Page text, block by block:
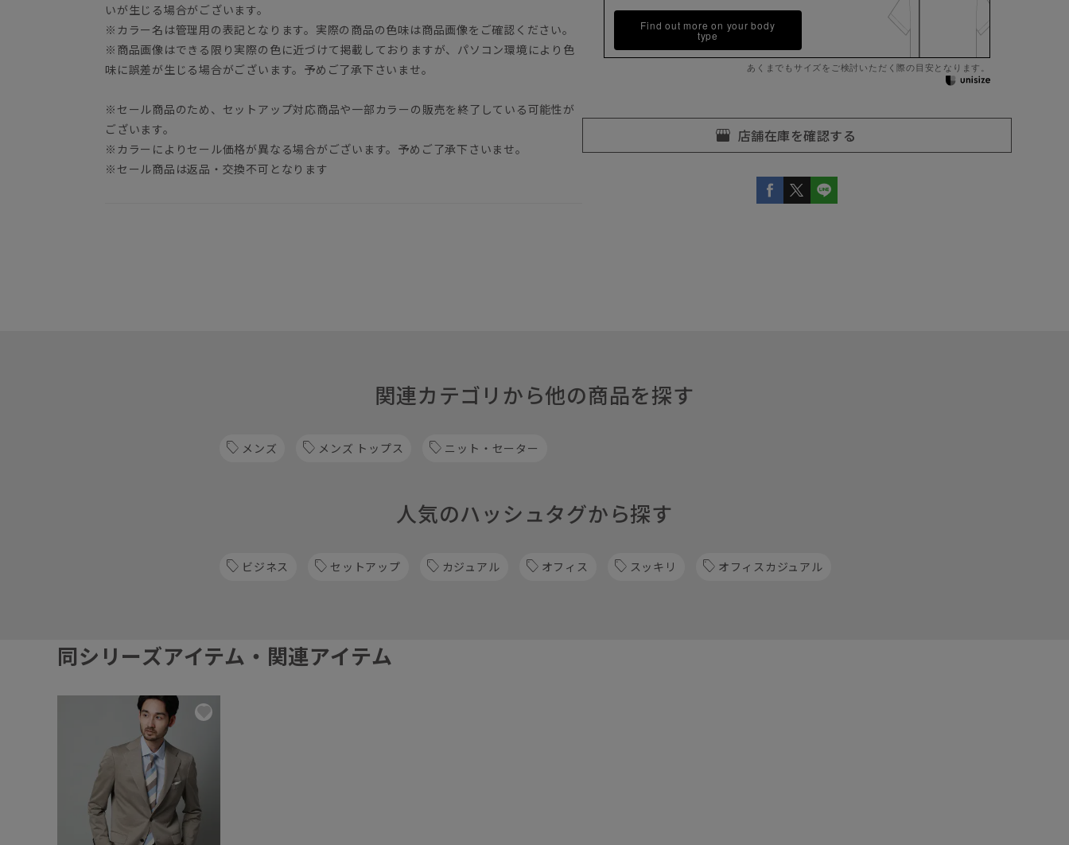
いが生じる場合がございます。
※カラー名は管理用の表記となります。実際の商品の色味は商品画像をご確認ください。
※商品画像はできる限り実際の色に近づけて掲載しておりますが、パソコン環境により色
味に誤差が生じる場合がございます。予めご了承下さいませ。
※セール商品のため、セットアップ対応商品や一部カラーの販売を終了している可能性が
ございます。
※カラーによりセール価格が異なる場合がございます。予めご了承下さいませ。
※セール商品は返品・交換不可となります
Find out more on your body
type
あくまでもサイズをご検討いただく際の目安となります。
関連カテゴリから他の商品を探す
メンズ メンズ トップス ニット・セーター
人気のハッシュタグから探す
ビジネス セットアップ カジュアル オフィス スッキリ オフィスカジュアル
同シリーズアイテム・関連アイテム